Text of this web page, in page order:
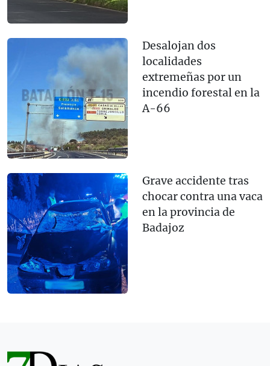
Desalojan dos
localidades
extremeñas por un
incendio forestal en la
A-66
Grave accidente tras
chocar contra una vaca
en la provincia de
Badajoz